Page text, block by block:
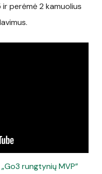
perėmė 2 kamuolius
rungtynių MVP”